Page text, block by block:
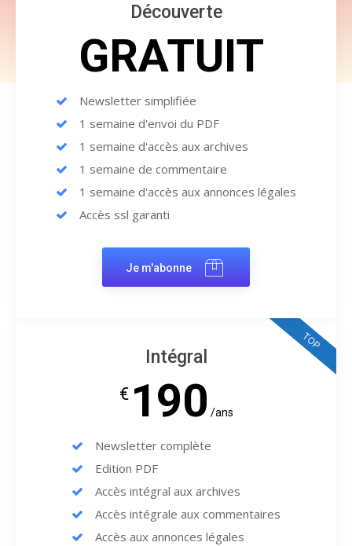
Découverte
GRATUIT
Newsletter simplifiée
1 semaine d'envoi du PDF
1 semaine d'accès aux archives
1 semaine de commentaire
1 semaine d'accès aux annonces légales
Accès ssl garanti
Je m'abonne
TOP
Intégral
€ 190 /ans
Newsletter complète
Edition PDF
Accès intégral aux archives
Accès intégrale aux commentaires
Accès aux annonces légales